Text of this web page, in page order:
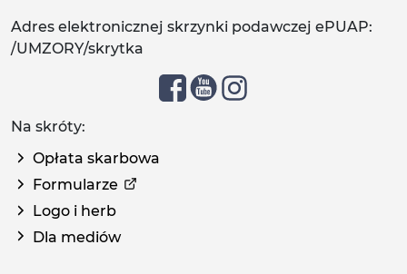
Adres elektronicznej skrzynki podawczej ePUAP:
/UMZORY/skrytka
Na skróty:
Opłata skarbowa
Formularze
Logo i herb
Dla mediów